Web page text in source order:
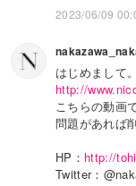
2023/06/09
はじめまして
http://
こちらの動画
問題があれば
HP： http://
Twitter：